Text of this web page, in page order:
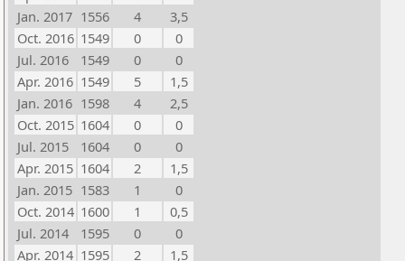
Jan. 2017 1556 4
3,5
Oct. 2016 1549 0
0
Jul. 2016
1549 0
0
Apr. 2016 1549 5
1,5
Jan. 2016 1598 4
2,5
Oct. 2015 1604 0
0
Jul. 2015
1604 0
0
Apr. 2015 1604 2
1,5
Jan. 2015 1583 1
0
Oct. 2014 1600 1
0,5
Jul. 2014
1595 0
0
Apr. 2014 1595 2
1,5